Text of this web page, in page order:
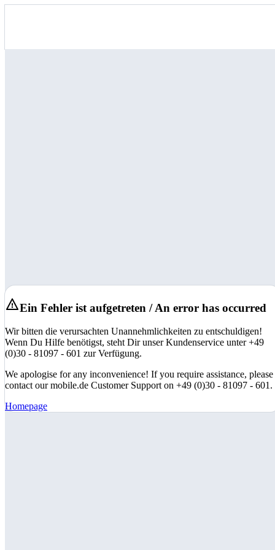
Ein Fehler ist aufgetreten / An error has occurred
Wir bitten die verursachten Unannehmlichkeiten zu entschuldigen!
Wenn Du Hilfe benötigst, steht Dir unser Kundenservice unter +49
(0)30 - 81097 - 601 zur Verfügung.
We apologise for any inconvenience! If you require assistance, please
contact our mobile.de Customer Support on +49 (0)30 - 81097 - 601.
Homepage